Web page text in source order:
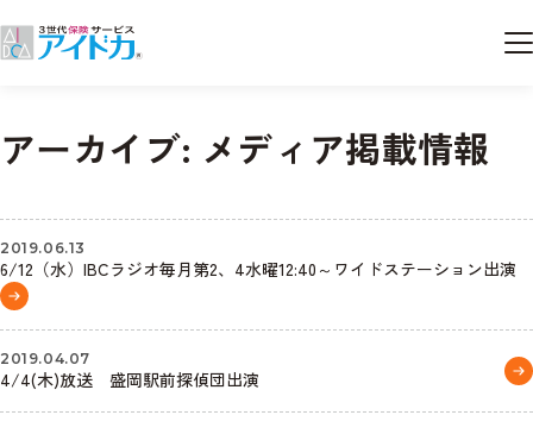
アーカイブ: メディア掲載情報
2019.06.13
6/12（水）IBCラジオ毎月第2、4水曜12:40～ワイドステーション出演
2019.04.07
4/4(木)放送 盛岡駅前探偵団出演